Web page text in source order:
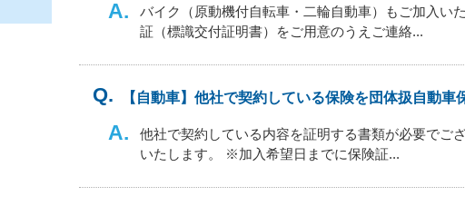
バイク（原動機付自転車・二輪自動車）もご加入い
証（標識交付証明書）をご用意のうえご連絡...
【自動車】他社で契約している保険を団体扱自動
他社で契約している内容を証明する書類が必要でご
いたします。 ※加入希望日までに保険証...